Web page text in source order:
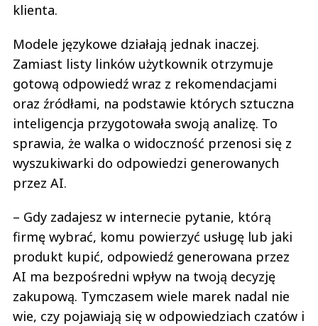
klienta.
Modele językowe działają jednak inaczej.
Zamiast listy linków użytkownik otrzymuje
gotową odpowiedź wraz z rekomendacjami
oraz źródłami, na podstawie których sztuczna
inteligencja przygotowała swoją analizę. To
sprawia, że walka o widoczność przenosi się z
wyszukiwarki do odpowiedzi generowanych
przez AI.
– Gdy zadajesz w internecie pytanie, którą
firmę wybrać, komu powierzyć usługę lub jaki
produkt kupić, odpowiedź generowana przez
AI ma bezpośredni wpływ na twoją decyzję
zakupową. Tymczasem wiele marek nadal nie
wie, czy pojawiają się w odpowiedziach czatów i